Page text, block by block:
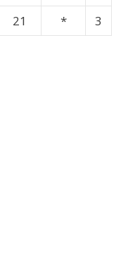
21 * 3